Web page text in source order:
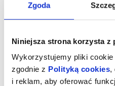
Zgoda
Niniejsza strona korzysta z
Wykorzystujemy pliki cookie
zgodnie z Polityką cookies,
i reklam, aby oferować